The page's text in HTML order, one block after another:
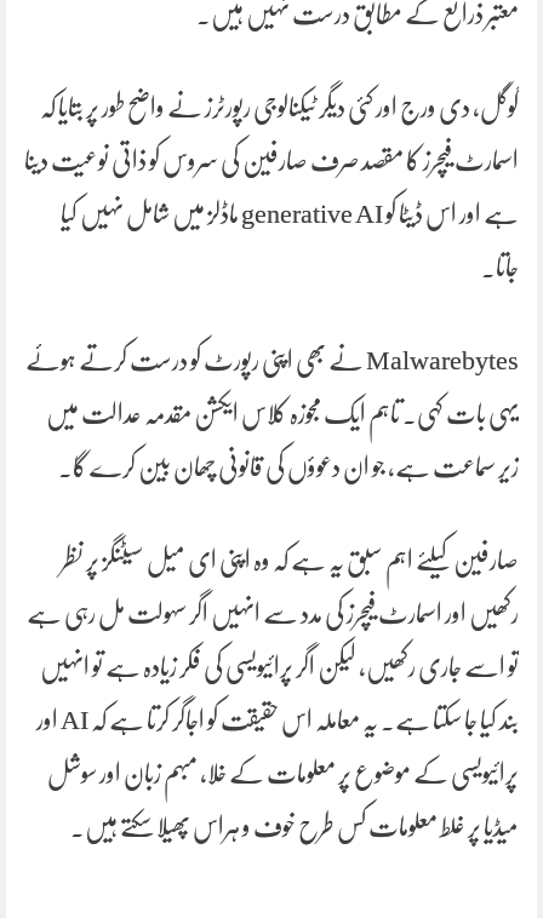
معتبر ذرائع کے مطابق درست نہیں ہیں۔
گوگل، دی ورج اور کئی دیگر ٹیکنالوجی رپورٹرز نے واضح طور پر بتایا کہ
اسمارٹ فیچرز کا مقصد صرف صارفین کی سروس کو ذاتی نوعیت دینا
ہے اور اس ڈیٹا کو generative AI ماڈلز میں شامل نہیں کیا
جاتا.
Malwarebytes نے بھی اپنی رپورٹ کو درست کرتے ہوئے
یہی بات کہی۔ تاہم ایک مجوزہ کلاس ایکشن مقدمہ عدالت میں
زیر سماعت ہے، جو ان دعوؤں کی قانونی چھان بین کرے گا۔
صارفین کیلئے اہم سبق یہ ہے کہ وہ اپنی ای میل سیٹنگز پر نظر
رکھیں اور اسمارٹ فیچرز کی مدد سے انہیں اگر سہولت مل رہی ہے
تو اسے جاری رکھیں، لیکن اگر پرائیویسی کی فکر زیادہ ہے تو انہیں
بند کیا جا سکتا ہے۔ یہ معاملہ اس حقیقت کو اجاگر کرتا ہے کہ AI اور
پرائیویسی کے موضوع پر معلومات کے خلا، مبہم زبان اور سوشل
میڈیا پر غلط معلومات کس طرح خوف و ہراس پھیلا سکتے ہیں۔